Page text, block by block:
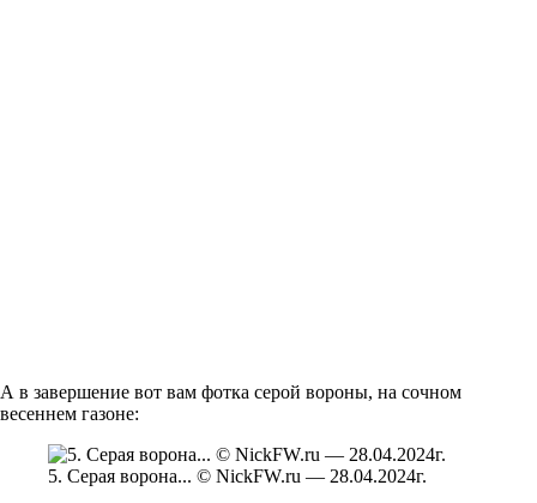
А в завершение вот вам фотка серой вороны, на сочном
весеннем газоне:
5. Серая ворона... © NickFW.ru — 28.04.2024г.